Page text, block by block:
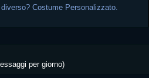
Costume Personalizzato.
per giorno)